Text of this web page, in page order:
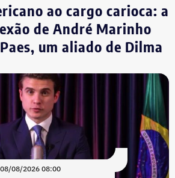
ao cargo carioca: a
de André Marinho
um aliado de Dilma
08/08/2026 08:00